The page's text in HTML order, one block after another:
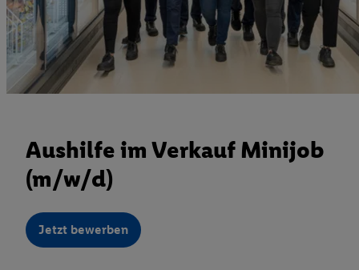
Aushilfe im Verkauf Minijob
(m/w/d)
Jetzt bewerben